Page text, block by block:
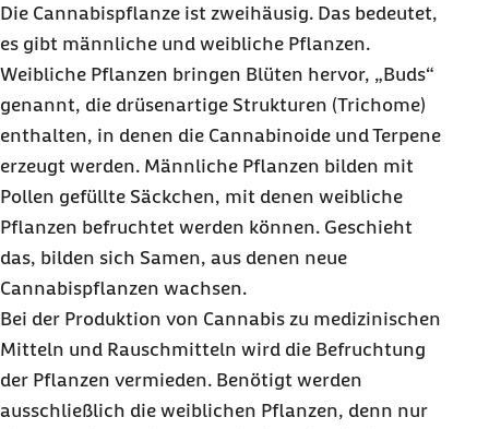
Die Cannabispflanze ist zweihäusig. Das bedeutet,
es gibt männliche und weibliche Pflanzen.
Weibliche Pflanzen bringen Blüten hervor, „Buds“
genannt, die drüsenartige Strukturen (Trichome)
enthalten, in denen die Cannabinoide und Terpene
erzeugt werden. Männliche Pflanzen bilden mit
Pollen gefüllte Säckchen, mit denen weibliche
Pflanzen befruchtet werden können. Geschieht
das, bilden sich Samen, aus denen neue
Cannabispflanzen wachsen.
Bei der Produktion von Cannabis zu medizinischen
Mitteln und Rauschmitteln wird die Befruchtung
der Pflanzen vermieden. Benötigt werden
ausschließlich die weiblichen Pflanzen, denn nur